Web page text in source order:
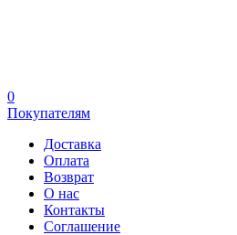
0
Покупателям
Доставка
Оплата
Возврат
О нас
Контакты
Соглашение